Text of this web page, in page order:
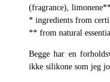
(fragrance),
* ingredients from
** from natural
Begge har en
ikke silikone som jeg